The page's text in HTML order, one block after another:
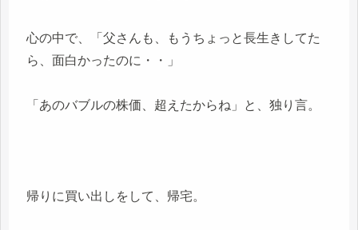
心の中で、「父さんも、もうちょっと長生きしてた
ら、面白かったのに・・」
「あのバブルの株価、超えたからね」と、独り言。
帰りに買い出しをして、帰宅。